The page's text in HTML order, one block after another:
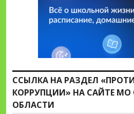
ССЫЛКА НА РАЗДЕЛ
КОРРУПЦИИ» НА САЙТЕ
ОБЛАСТИ